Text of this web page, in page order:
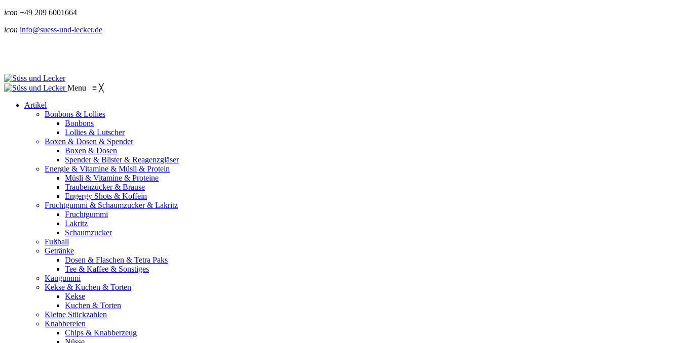
icon +49 209 6001664
icon info@suess-und-lecker.de
Menu ≡ ╳
Artikel
Bonbons & Lollies
Bonbons
Lollies & Lutscher
Boxen & Dosen & Spender
Boxen & Dosen
Spender & Blister & Reagenzgläser
Energie & Vitamine & Müsli & Protein
Müsli & Vitamine & Proteine
Traubenzucker & Brause
Engergy Shots & Koffein
Fruchtgummi & Schaumzucker & Lakritz
Fruchtgummi
Lakritz
Schaumzucker
Fußball
Getränke
Dosen & Flaschen & Tetra Paks
Tee & Kaffee & Sonstiges
Kaugummi
Kekse & Kuchen & Torten
Kekse
Kuchen & Torten
Kleine Stückzahlen
Knabbereien
Chips & Knabberzeug